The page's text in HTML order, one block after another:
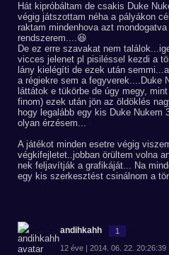
Hát kipróbáltam de csakis Duke
végig játszottam néha a pályákon
raktam mindenhova azt
rendszerem....😆
De ez erre szavakat nem
vicces jelenet pl pisiléssel kezdi a
lány kielégíti de ezek után
a régiekre sem a fegyverek....Duke
láttátok e tükörbe de úgy megy,
finom) ezek után jön az öldöklés
hogy legalább egy kis Duke Nukem
olyan érzésem...
A játékot minden esetre végig
végkifejletet..jobban örültem volna
nek feljavítják a grafikáját... Na
egy kis szerkesztést csinálnom a
andihkahh 1
12 éve | 2014. 06. 22. 20:26:39